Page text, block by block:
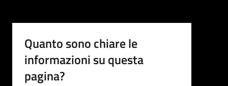
Quanto sono chiare le
informazioni su questa
pagina?